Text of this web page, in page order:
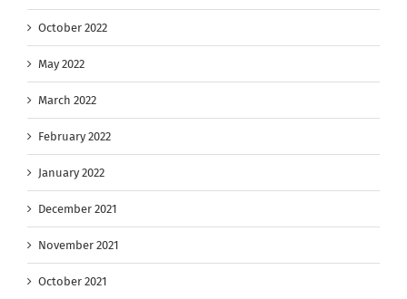
October 2022
May 2022
March 2022
February 2022
January 2022
December 2021
November 2021
October 2021